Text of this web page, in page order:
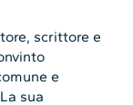
scrittore e
e
sua